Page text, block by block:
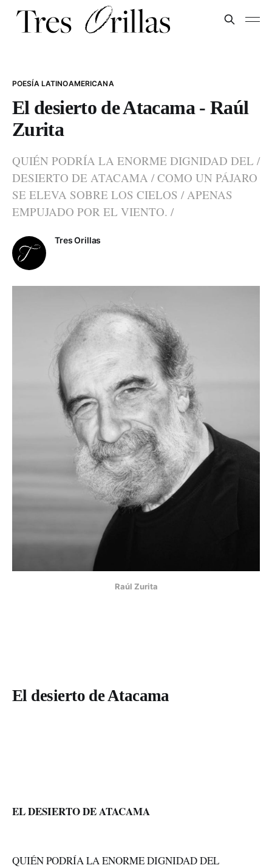
POESÍA LATINOAMERICANA
El desierto de Atacama - Raúl
Zurita
QUIÉN PODRÍA LA ENORME DIGNIDAD DEL /
DESIERTO DE ATACAMA / COMO UN PÁJARO
SE ELEVA SOBRE LOS CIELOS / APENAS
EMPUJADO POR EL VIENTO. /
Tres Orillas
Raúl Zurita
El desierto de Atacama
EL DESIERTO DE ATACAMA
QUIÉN PODRÍA LA ENORME DIGNIDAD DEL